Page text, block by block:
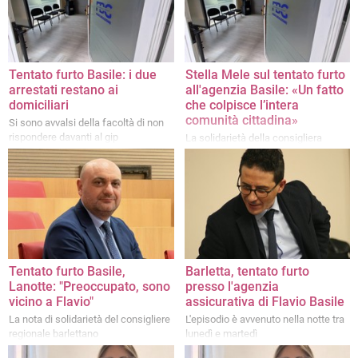
Tentato furto Basile: i due
arrestati restano ai
domiciliari
Si sono avvalsi della facoltà di non
rispondere davanti al gip
Stella Mele sul tentato furto
all'agenzia Basile: «Un fatto
che colpisce l’intera
comunità cittadina»
La solidarietà della consigliera
comunale Fratelli d'Italia e
Presidente 1^ Commissione Affari
Istituzionali, Annona, Legalità e
Sicurezza”
Tentato furto Basile,
Lanotte: "Preoccupato, sono
vicino a Flavio"
La nota di solidarietà del consigliere
regionale barlettano
Barletta, tentato furto
presso l'agenzia
assicurativa di Flavio Basile
L'episodio è avvenuto nella notte tra
lunedì e martedì